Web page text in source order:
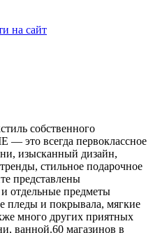
на сайт
собственного
— это всегда первоклассное
изысканный дизайн,
стильное подарочное
представлены
отдельные предметы
пледы и покрывала, мягкие
много других приятных
ванной.60 магазинов в